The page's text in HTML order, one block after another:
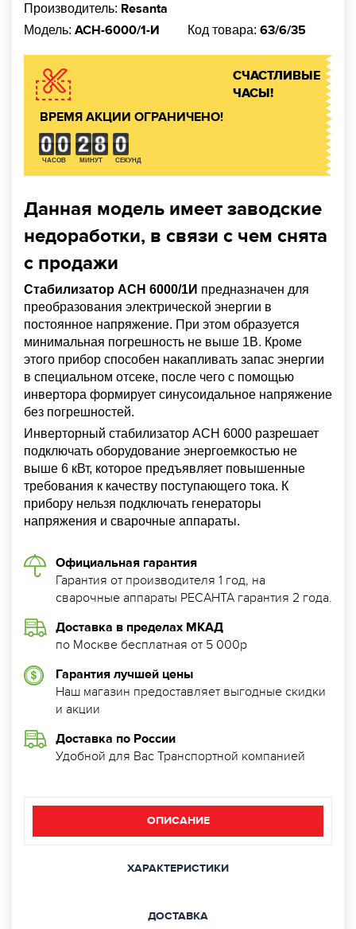
Производитель: Resanta
Модель: АСН-6000/1-И Код товара: 63/6/35
СЧАСТЛИВЫЕ
ЧАСЫ!
ВРЕМЯ АКЦИИ ОГРАНИЧЕНО!
ЧАСОВ МИНУТ СЕКУНД
Данная модель имеет заводские
недоработки, в связи с чем снята
с продажи
Стабилизатор АСН 6000/1И предназначен для
преобразования электрической энергии в
постоянное напряжение. При этом образуется
минимальная погрешность не выше 1В. Кроме
этого прибор способен накапливать запас энергии
в специальном отсеке, после чего с помощью
инвертора формирует синусоидальное напряжение
без погрешностей.
Инверторный стабилизатор АСН 6000 разрешает
подключать оборудование энергоемкостью не
выше 6 кВт, которое предъявляет повышенные
требования к качеству поступающего тока. К
прибору нельзя подключать генераторы
напряжения и сварочные аппараты.
Официальная гарантия
Гарантия от производителя 1 год, на
сварочные аппараты РЕСАНТА гарантия 2 года.
Доставка в пределах МКАД
по Москве бесплатная от 5 000р
Гарантия лучшей цены
Наш магазин предоставляет выгодные скидки
и акции
Доставка по России
Удобной для Вас Транспортной компанией
ОПИСАНИЕ
ХАРАКТЕРИСТИКИ
ДОСТАВКА